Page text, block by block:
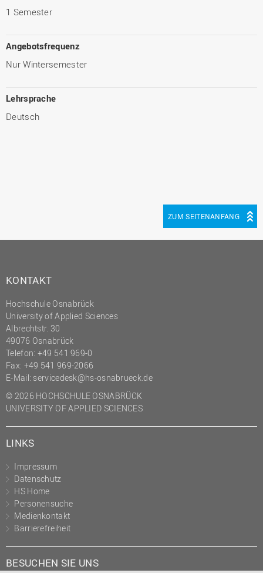
1 Semester
Angebotsfrequenz
Nur Wintersemester
Lehrsprache
Deutsch
ZUM SEITENANFANG
KONTAKT
Hochschule Osnabrück
University of Applied Sciences
Albrechtstr. 30
49076 Osnabrück
Telefon: +49 541 969-0
Fax: +49 541 969-2066
E-Mail: servicedesk@hs-osnabrueck.de
© 2026 HOCHSCHULE OSNABRÜCK
UNIVERSITY OF APPLIED SCIENCES
LINKS
Impressum
Datenschutz
HS Home
Personensuche
Medienkontakt
Barrierefreiheit
BESUCHEN SIE UNS